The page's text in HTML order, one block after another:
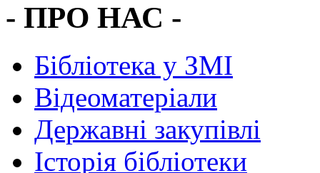
- ПРО НАС -
Бібліотека у ЗМІ
Відеоматеріали
Державні закупівлі
Історія бібліотеки